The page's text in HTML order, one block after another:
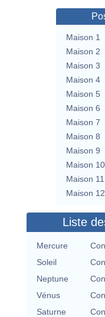
Maison 1
Maison 2
Maison 3
Maison 4
Maison 5
Maison 6
Maison 7
Maison 8
Maison 9
Maison 10
Maison 11
Maison 12
Liste
Mercure
Soleil
Neptune
Vénus
Saturne